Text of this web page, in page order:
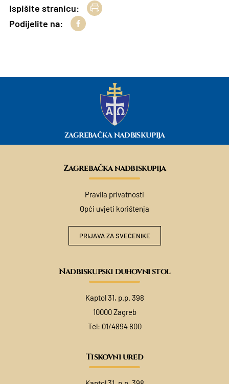
Ispišite stranicu:
Podijelite na:
ZAGREBAČKA NADBISKUPIJA
Zagrebačka nadbiskupija
Pravila privatnosti
Opći uvjeti korištenja
PRIJAVA ZA SVEĆENIKE
Nadbiskupski duhovni stol
Kaptol 31, p.p. 398
10000 Zagreb
Tel: 01/4894 800
Tiskovni ured